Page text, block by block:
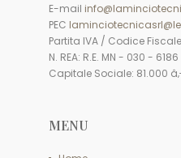
E-mail
PEC
Partita IVA / Codice
N. REA: R.E. MN - 030 - 6186
Capitale Sociale: 81.000
MENU